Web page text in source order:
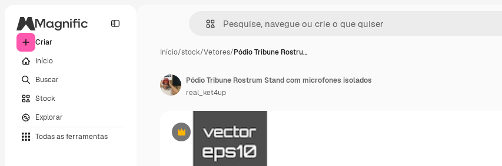
Criar
Início
Buscar
Stock
Explorar
Todas as ferramentas
Início/stock/Vetores/Pódio Tribune Rostru…
Premium
Pódio Tribune Rostrum Stand com microfones isolados
real_ket4up